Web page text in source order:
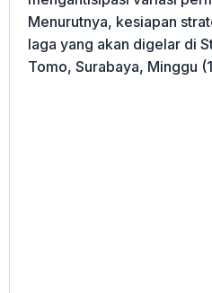
Menurutnya, kesiapan
laga yang akan digelar di
Tomo, Surabaya, Minggu